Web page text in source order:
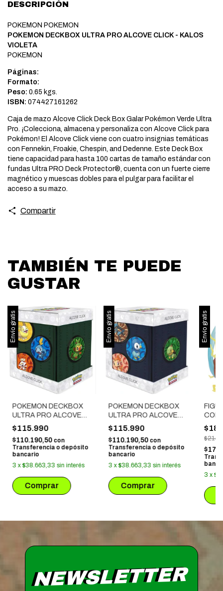
DESCRIPCIÓN
POKEMON POKEMON
POKEMON DECKBOX ULTRA PRO ALCOVE CLICK - KALOS
VIOLETA
POKEMON
Páginas:
Formato:
Peso: 0.65 kgs.
ISBN: 074427161262
Caja de mazo Alcove Click Deck Box Galar Pokémon Verde Ultra
Pro. ¡Colecciona, almacena y personaliza con Alcove Click para
Pokémon! El Alcove Click viene con cuatro insignias temáticas
con Fennekin, Froakie, Chespin, and Dedenne. Este Deck Box
tiene capacidad para hasta 100 cartas de tamaño estándar con
fundas Ultra PRO Deck Protector®, cuenta con un fuerte cierre
magnético y muescas dobles para el pulgar para facilitar el
acceso a su mazo.
Compartir
TAMBIÉN TE PUEDE
GUSTAR
Envío gratis
POKEMON DECKBOX
ULTRA PRO ALCOVE
CLICK - GALAR VERDE
$115.990
$110.190,50 con
Transferencia o depósito
bancario
3 x$38.663,33 sin interés
Envío gratis
POKEMON DECKBOX
ULTRA PRO ALCOVE
CLICK - SINNOH AZUL
$115.990
$110.190,50 con
Transferencia o depósito
bancario
3 x$38.663,33 sin interés
Envío gratis
3 x
NEWSLETTER